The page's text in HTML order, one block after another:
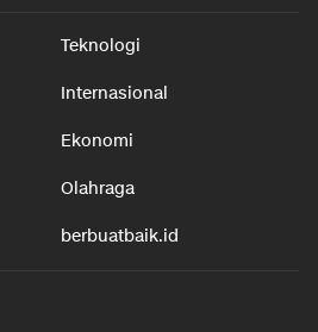
Internasional